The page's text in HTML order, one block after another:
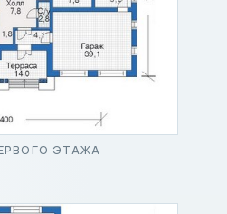
ЭТАЖА